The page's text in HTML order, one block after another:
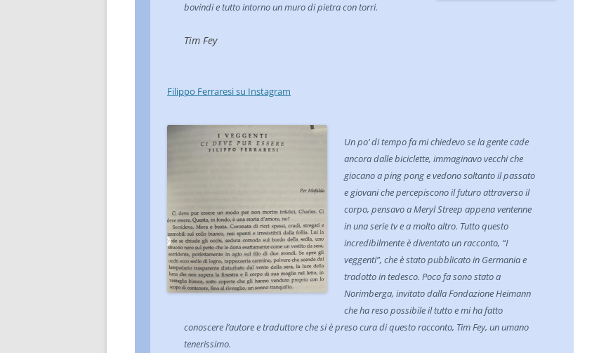
bovindi e tutto intorno un muro di pietra con torri.
Tim Fey
Filippo Ferraresi su Instagram
Un po’ di tempo fa mi chiedevo se la gente cade
ancora dalle biciclette, immaginavo vecchi che
giocano a ping pong e vedono soltanto il passato
e giovani che percepiscono il futuro attraverso il
corpo, pensavo a Meryl Streep appena ventenne
in una serie tv e a molto altro. Tutto questo
incredibilmente è diventato un racconto, “I
veggenti”, che è stato pubblicato in Germania e
tradotto in tedesco. Poco fa sono stato a
Norimberga, invitato dalla Fondazione Heimann
che ha reso possibile il tutto e mi ha fatto
conoscere l’autore e traduttore che si è preso cura di questo racconto, Tim Fey, un umano
tenerissimo.